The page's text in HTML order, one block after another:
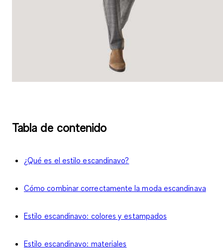
Tabla de contenido
¿Qué es el estilo escandinavo?
Cómo combinar correctamente la moda escandinava
Estilo escandinavo: colores y estampados
Estilo escandinavo: materiales